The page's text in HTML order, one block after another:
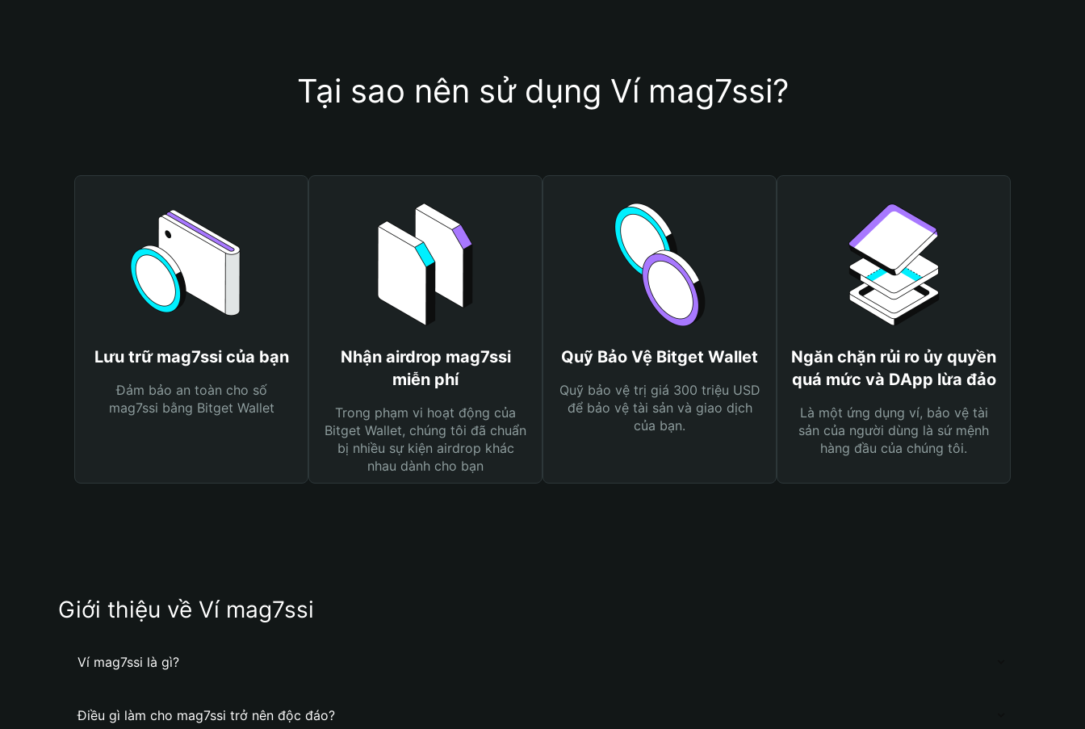
Tại sao nên sử dụng Ví mag7ssi?
Lưu trữ mag7ssi của bạn
Đảm bảo an toàn cho số
mag7ssi bằng Bitget Wallet
Nhận airdrop mag7ssi
miễn phí
Trong phạm vi hoạt động của
Bitget Wallet, chúng tôi đã chuẩn
bị nhiều sự kiện airdrop khác
nhau dành cho bạn
Quỹ Bảo Vệ Bitget Wallet
Quỹ bảo vệ trị giá 300 triệu USD
để bảo vệ tài sản và giao dịch
của bạn.
Ngăn chặn rủi ro ủy quyền
quá mức và DApp lừa đảo
Là một ứng dụng ví, bảo vệ tài
sản của người dùng là sứ mệnh
hàng đầu của chúng tôi.
Giới thiệu về Ví mag7ssi
Ví mag7ssi là gì?
Điều gì làm cho mag7ssi trở nên độc đáo?